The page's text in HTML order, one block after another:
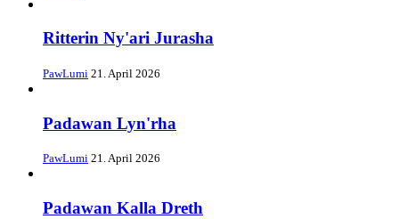
Ritterin Ny'ari Jurasha
PawLumi 21. April 2026
Padawan Lyn'rha
PawLumi 21. April 2026
Padawan Kalla Dreth